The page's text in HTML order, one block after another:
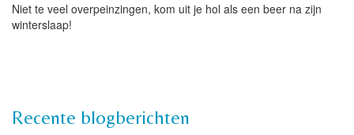
Niet te veel overpeinzingen, kom uit je hol als een beer na zijn
winterslaap!
Recente blogberichten